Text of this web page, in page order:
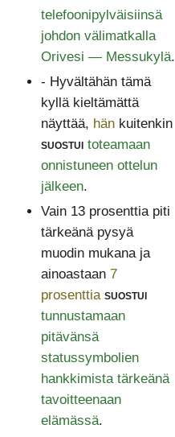
telefoonipylväisiinsä
johdon välimatkalla
Orivesi — Messukylä.
- Hyvältähän tämä
kyllä kieltämättä
näyttää, hänkuitenkin
suostui toteamaan
onnistuneen ottelun
jälkeen.
Vain 13 prosenttia piti
tärkeänä pysyä
muodin mukana ja
ainoastaan 7
prosenttia suostui
tunnustamaan
pitävänsä
statussymbolien
hankkimista tärkeänä
tavoitteenaan
elämässä.